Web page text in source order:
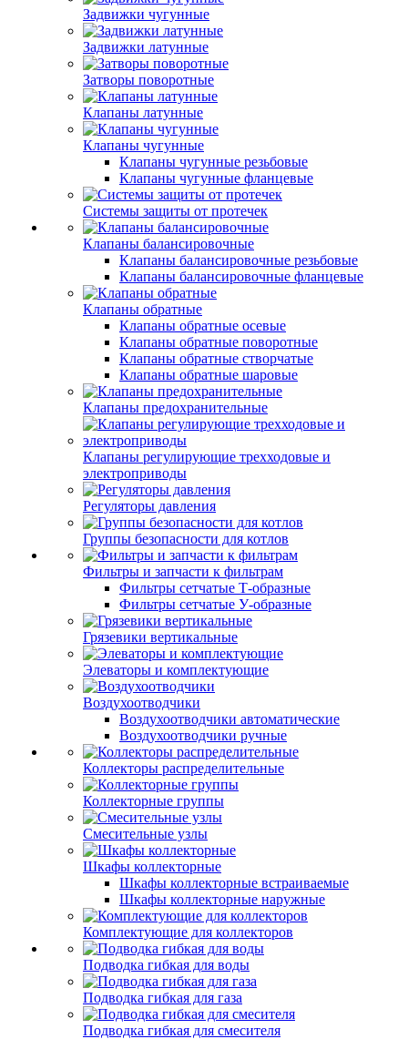
Задвижки чугунные
Задвижки латунные
Затворы поворотные
Клапаны латунные
Клапаны чугунные
Клапаны чугунные резьбовые
Клапаны чугунные фланцевые
Системы защиты от протечек
Клапаны балансировочные
Клапаны балансировочные резьбовые
Клапаны балансировочные фланцевые
Клапаны обратные
Клапаны обратные осевые
Клапаны обратные поворотные
Клапаны обратные створчатые
Клапаны обратные шаровые
Клапаны предохранительные
Клапаны регулирующие трехходовые и
электроприводы
Регуляторы давления
Группы безопасности для котлов
Фильтры и запчасти к фильтрам
Фильтры сетчатые Т-образные
Фильтры сетчатые У-образные
Грязевики вертикальные
Элеваторы и комплектующие
Воздухоотводчики
Воздухоотводчики автоматические
Воздухоотводчики ручные
Коллекторы распределительные
Коллекторные группы
Смесительные узлы
Шкафы коллекторные
Шкафы коллекторные встраиваемые
Шкафы коллекторные наружные
Комплектующие для коллекторов
Подводка гибкая для воды
Подводка гибкая для газа
Подводка гибкая для смесителя